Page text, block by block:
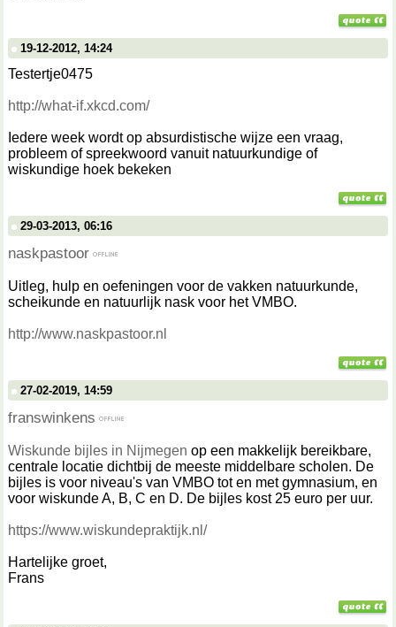
19-12-2012, 14:24
Testertje0475
http://what-if.xkcd.com/
Iedere week wordt op absurdistische wijze een vraag,
probleem of spreekwoord vanuit natuurkundige of
wiskundige hoek bekeken
29-03-2013, 06:16
naskpastoor
Uitleg, hulp en oefeningen voor de vakken natuurkunde,
scheikunde en natuurlijk nask voor het VMBO.
http://www.naskpastoor.nl
27-02-2019, 14:59
franswinkens
Wiskunde bijles in Nijmegen op een makkelijk bereikbare,
centrale locatie dichtbij de meeste middelbare scholen. De
bijles is voor niveau's van VMBO tot en met gymnasium, en
voor wiskunde A, B, C en D. De bijles kost 25 euro per uur.
https://www.wiskundepraktijk.nl/
Hartelijke groet,
Frans